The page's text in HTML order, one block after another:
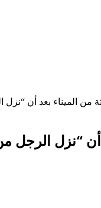
من الميناء بعد أن
أن “نزل الرجل